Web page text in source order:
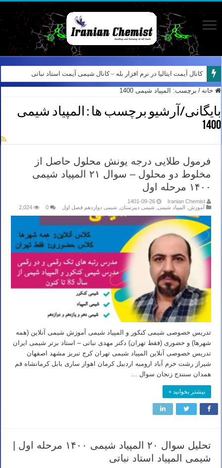
کانال آیمت ایتالیا در نرم افزار بله – کانال شیمی آیمت استاد نباتی
خانه / برچسب: المپیاد شیمی 1400
بایگانی/آرشیو برچسب ها : المپیاد شیمی
1400
فرمول طلایی درجه یونش محلول حاصل از
مخلوط دو محلول – سوال ۲۱ المپیاد شیمی
۱۴۰۰ مرحله اول
Iranian Chemist
1401-09-26
آموزش
المپیاد شیمی شیمی دبیرستان شیمی دوازدهم فصل اول 0
2,024
تدریس خصوصی شیمی کنکور و المپیاد شیمی آموزش شیمی آنلاین (همه
شهرها) و حضوری (فقط تهران) دکتر مهدی نباتی – استاد برتر شیمی ایران
تدریس خصوصی آنلاین المپیاد شیمی تهران کرج تبریز مشهد اصفهان
شیراز رشت خرم آباد ارومیه اردبیل کرمان اهواز ساری بابل کرمانشاه قم
همدان سنندج زنجان سوال …
بیشتر بخوانید »
تحلیل سوال ۲۰ المپیاد شیمی ۱۴۰۰ مرحله اول |
شیمی المپیاد استاد نباتی